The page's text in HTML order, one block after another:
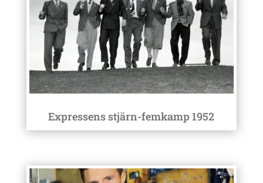
Expressens stjärn-femkamp 1952